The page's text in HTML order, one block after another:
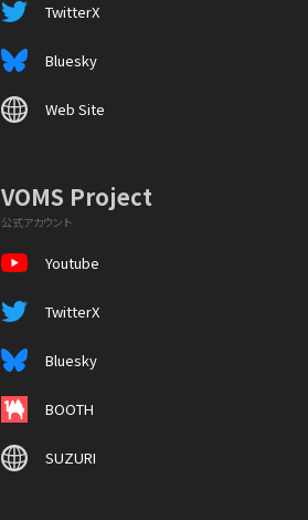
TwitterX
Bluesky
Web Site
VOMS Project
公式アカウント
Youtube
TwitterX
Bluesky
BOOTH
SUZURI